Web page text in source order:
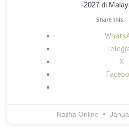
-2027 di
Share this:
X
Najiha Online